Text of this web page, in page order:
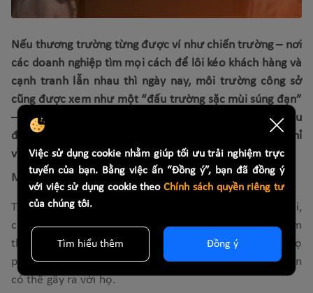
Nếu thương trường từng được ví như chiến trường – nơi
các doanh nghiệp tìm mọi cách để lôi kéo khách hàng và
cạnh tranh lẫn nhau thì ngày nay, môi trường công sở
cũng được xem như một “đấu trường sặc mùi súng đạn”
– nơi các nhân viên công sở dìm hàng, hãm hại lẫn nhau
để leo lên cao hơn, hạ uy tín đối thủ hoặc đơn giản chỉ
vì… ghét.
Mượn gió bẻ măng, đâm sau lưng đồng nghiệp
Trong môi trường công sở hay cả bên ngoài xã hội,
chuyện chơi xấu thường xuyên xảy ra khi đối thủ cảm
thấy bị bạn đe dọa ở một phương diện nào đó và họ
phải “ra tay” với bạn để phòng những hiểm họa mà bạn
có thể gây ra với họ.
Việc sử dụng cookie nhằm giúp tối ưu trải nghiệm trực
tuyến của bạn. Bằng việc ấn “Đồng ý”, bạn đã đồng ý
với việc sử dụng cookie theoChính sách quyền riêng tư
của chúng tôi.
Tìm hiểu thêm Đồng ý